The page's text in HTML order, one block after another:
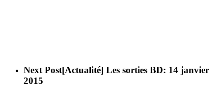
Next Post[Actualité] Les sorties BD: 14 janvier
2015